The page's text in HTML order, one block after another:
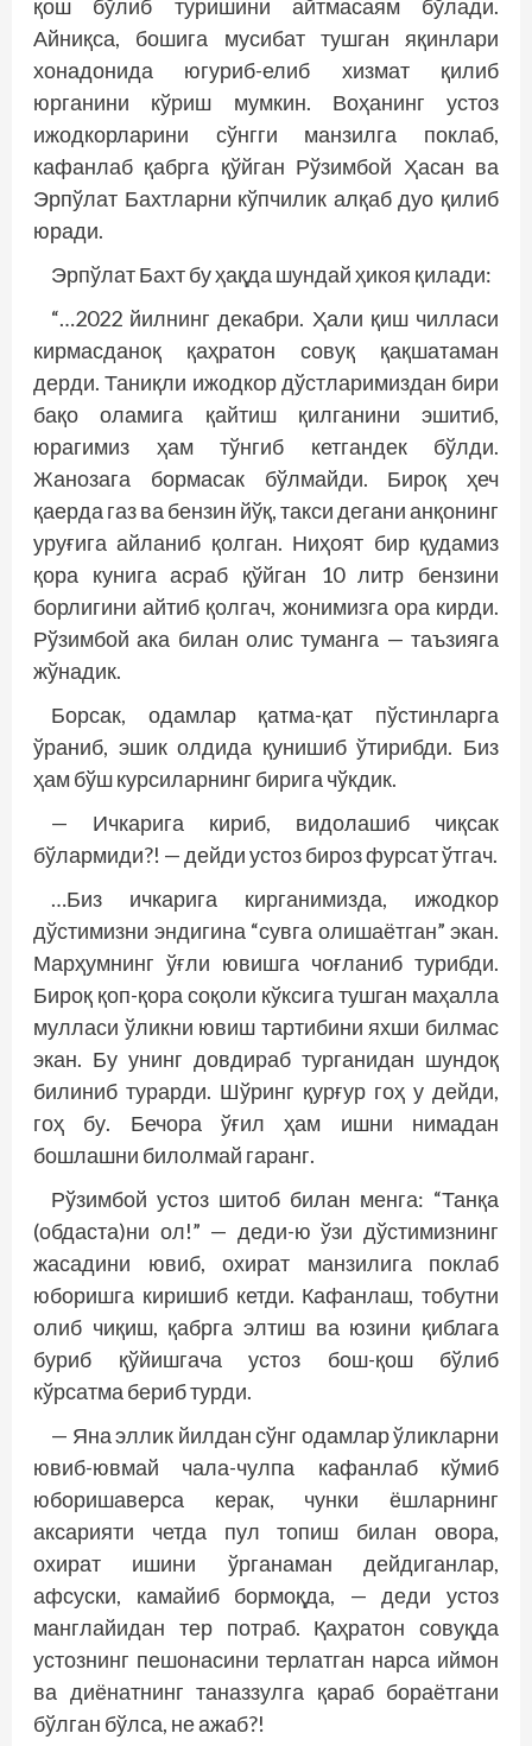
қош бўлиб туришини айтмасаям бўлади.
Айниқса, бошига мусибат тушган яқинлари
хонадонида югуриб-елиб хизмат қилиб
юрганини кўриш мумкин. Воҳанинг устоз
ижодкорларини сўнгги манзилга поклаб,
кафанлаб қабрга қўйган Рўзимбой Ҳасан ва
Эрпўлат Бахтларни кўпчилик алқаб дуо қилиб
юради.
Эрпўлат Бахт бу ҳақда шундай ҳикоя қилади:
“…2022 йилнинг декабри. Ҳали қиш чилласи
кирмасданоқ қаҳратон совуқ қақшатаман
дерди. Таниқли ижодкор дўстларимиздан бири
бақо оламига қайтиш қилганини эшитиб,
юрагимиз ҳам тўнгиб кетгандек бўлди.
Жанозага бормасак бўлмайди. Бироқ ҳеч
қаерда газ ва бензин йўқ, такси дегани анқонинг
уруғига айланиб қолган. Ниҳоят бир қудамиз
қора кунига асраб қўйган 10 литр бензини
борлигини айтиб қолгач, жонимизга ора кирди.
Рўзимбой ака билан олис туманга — таъзияга
жўнадик.
Борсак, одамлар қатма-қат пўстинларга
ўраниб, эшик олдида қунишиб ўтирибди. Биз
ҳам бўш курсиларнинг бирига чўкдик.
— Ичкарига кириб, видолашиб чиқсак
бўлармиди?! — дейди устоз бироз фурсат ўтгач.
…Биз ичкарига кирганимизда, ижодкор
дўстимизни эндигина “сувга олишаётган” экан.
Марҳумнинг ўғли ювишга чоғланиб турибди.
Бироқ қоп-қора соқоли кўксига тушган маҳалла
мулласи ўликни ювиш тартибини яхши билмас
экан. Бу унинг довдираб турганидан шундоқ
билиниб турарди. Шўринг қурғур гоҳ у дейди,
гоҳ бу. Бечора ўғил ҳам ишни нимадан
бошлашни билолмай гаранг.
Рўзимбой устоз шитоб билан менга: “Танқа
(обдаста)ни ол!” — деди-ю ўзи дўстимизнинг
жасадини ювиб, охират манзилига поклаб
юборишга киришиб кетди. Кафанлаш, тобутни
олиб чиқиш, қабрга элтиш ва юзини қиблага
буриб қўйишгача устоз бош-қош бўлиб
кўрсатма бериб турди.
— Яна эллик йилдан сўнг одамлар ўликларни
ювиб-ювмай чала-чулпа кафанлаб кўмиб
юборишаверса керак, чунки ёшларнинг
аксарияти четда пул топиш билан овора,
охират ишини ўрганаман дейдиганлар,
афсуски, камайиб бормоқда, — деди устоз
манглайидан тер потраб. Қаҳратон совуқда
устознинг пешонасини терлатган нарса иймон
ва диёнатнинг таназзулга қараб бораётгани
бўлган бўлса, не ажаб?!